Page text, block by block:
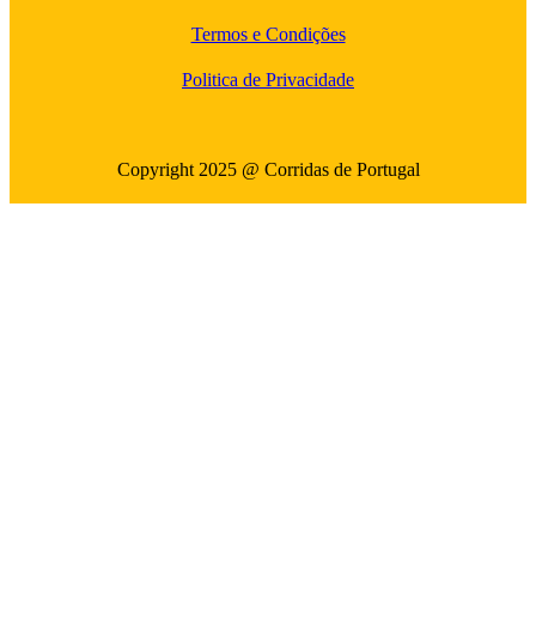
Termos e Condições
Politica de Privacidade
Copyright 2025 @ Corridas de Portugal